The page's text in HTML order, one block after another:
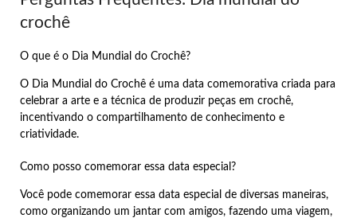
crochê
O que é o Dia Mundial do Crochê?
O Dia Mundial do Crochê é uma data comemorativa criada para
celebrar a arte e a técnica de produzir peças em crochê,
incentivando o compartilhamento de conhecimento e
criatividade.
Como posso comemorar essa data especial?
Você pode comemorar essa data especial de diversas maneiras,
como organizando um jantar com amigos, fazendo uma viagem,